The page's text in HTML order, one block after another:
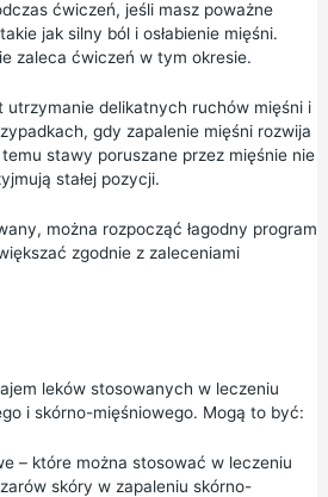
ćwiczeń, jeśli masz poważne
jak silny ból i osłabienie mięśni.
zaleca ćwiczeń w tym okresie.
utrzymanie delikatnych ruchów mięśni i
gdy zapalenie mięśni rozwija
stawy poruszane przez mięśnie nie
stałej pozycji.
można rozpocząć łagodny program
zgodnie z zaleceniami
leków stosowanych w leczeniu
i skórno-mięśniowego. Mogą to być:
– które można stosować w leczeniu
skóry w zapaleniu skórno-